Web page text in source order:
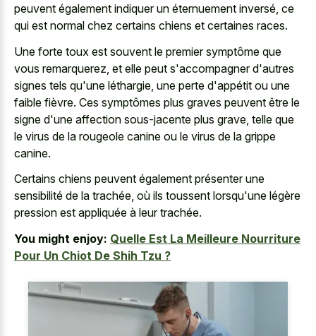
peuvent également indiquer un éternuement inversé, ce
qui est normal chez certains chiens et certaines races.
Une forte toux est souvent le premier symptôme que
vous remarquerez, et elle peut s'accompagner d'autres
signes tels qu'une léthargie, une perte d'appétit ou une
faible fièvre. Ces symptômes plus graves peuvent être le
signe d'une affection sous-jacente plus grave, telle que
le virus de la rougeole canine ou le virus de la grippe
canine.
Certains chiens peuvent également présenter une
sensibilité de la trachée, où ils toussent lorsqu'une légère
pression est appliquée à leur trachée.
You might enjoy: Quelle Est La Meilleure Nourriture
Pour Un Chiot De Shih Tzu ?